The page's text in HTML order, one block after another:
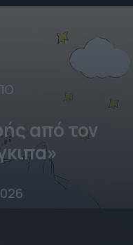
από τον